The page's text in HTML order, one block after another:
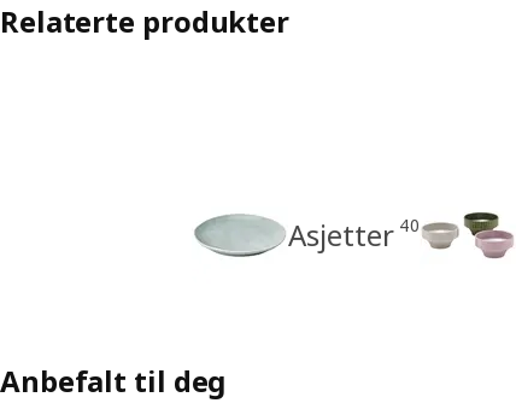
Relaterte produkter
Asjetter 40
Anbefalt til deg